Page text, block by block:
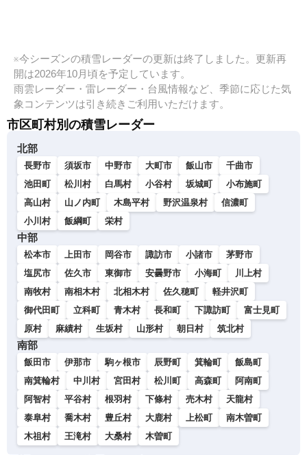
※今シーズンの積雪レーダーの更新は終了しました。更新再
開は2026年10月頃を予定しています。
雨雲レーダー・雷レーダー・台風情報など、季節に応じた気
象コンテンツは引き続きご利用いただけます。
市区町村別の積雪レーダー
北部
長野市 須坂市 中野市 大町市 飯山市
千曲市
池田町
松川村 白馬村 小谷村 坂城町
小布施町
高山村
山ノ内町 木島平村 野沢温泉村
信濃町
小川村
飯綱町 栄村
中部
松本市 上田市 岡谷市 諏訪市 小諸市
茅野市
塩尻市
佐久市 東御市 安曇野市 小海町
川上村
南牧村
南相木村 北相木村 佐久穂町
軽井沢町
御代田町
立科町 青木村 長和町 下諏訪町
富士見町
原村
麻績村 生坂村 山形村 朝日村 筑北村
南部
飯田市 伊那市 駒ヶ根市 辰野町 箕輪町
飯島町
南箕輪村
中川村 宮田村 松川町 高森町
阿南町
阿智村
平谷村 根羽村 下條村 売木村
天龍村
泰阜村
喬木村 豊丘村 大鹿村 上松町
南木曽町
木祖村
王滝村 大桑村 木曽町